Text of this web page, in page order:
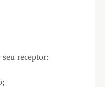
receptor: